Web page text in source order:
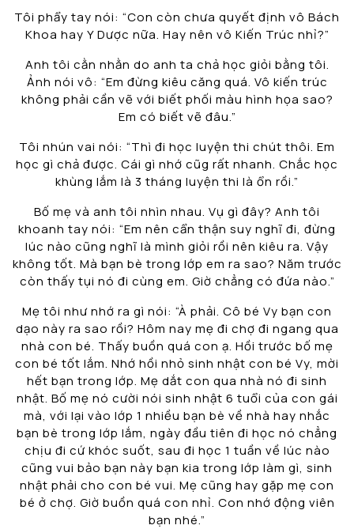
Tôi phẩy tay nói: “Con còn chưa quyết định vô Bách
Khoa hay Y Dược nữa. Hay nên vô Kiến Trúc nhỉ?”
Anh tôi cằn nhằn do anh ta chả học giỏi bằng tôi.
Ảnh nói vô: “Em đừng kiêu căng quá. Vô kiến trúc
không phải cần vẽ với biết phối màu hình họa sao?
Em có biết vẽ đâu.”
Tôi nhún vai nói: “Thì đi học luyện thi chút thôi. Em
học gì chả được. Cái gì nhớ cũg rất nhanh. Chắc học
khùng lắm là 3 tháng luyện thi là ổn rồi.”
Bố mẹ và anh tôi nhìn nhau. Vụ gì đây? Anh tôi
khoanh tay nói: “Em nên cẩn thận suy nghĩ đi, đừng
lúc nào cũng nghĩ là mình giỏi rồi nên kiêu ra. Vậy
không tốt. Mà bạn bè trong lớp em ra sao? Năm trước
còn thấy tụi nó đi cùng em. Giờ chẳng có đứa nào.”
Mẹ tôi như nhớ ra gì nói: “À phải. Cô bé Vy bạn con
dạo này ra sao rồi? Hôm nay mẹ đi chợ đi ngang qua
nhà con bé. Thấy buồn quá con ạ. Hồi trước bố mẹ
con bé tốt lắm. Nhớ hồi nhỏ sinh nhật con bé Vy, mời
hết bạn trong lớp. Mẹ dắt con qua nhà nó đi sinh
nhật. Bố mẹ nó cười nói sinh nhật 6 tuổi của con gái
mà, với lại vào lớp 1 nhiều bạn bè về nhà hay nhắc
bạn bè trong lớp lắm, ngày đầu tiên đi học nó chẳng
chịu đi cứ khóc suốt, sau đi học 1 tuần về lúc nào
cũng vui bảo bạn này bạn kia trong lớp làm gì, sinh
nhật phải cho con bé vui. Mẹ cũng hay gặp mẹ con
bé ở chợ. Giờ buồn quá con nhỉ. Con nhớ động viên
bạn nhé.”